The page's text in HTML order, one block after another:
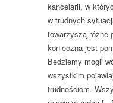
kancelarii, w
w trudnych
towarzyszą różne
konieczna jest
Bedziemy mogli
wszystkim
trudnościom.